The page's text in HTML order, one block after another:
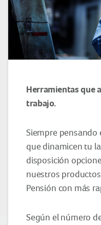
Herramientas que
trabajo.
Siempre
que dinamicen tu
disposición
nuestros productos
Pensión con más
Según el número